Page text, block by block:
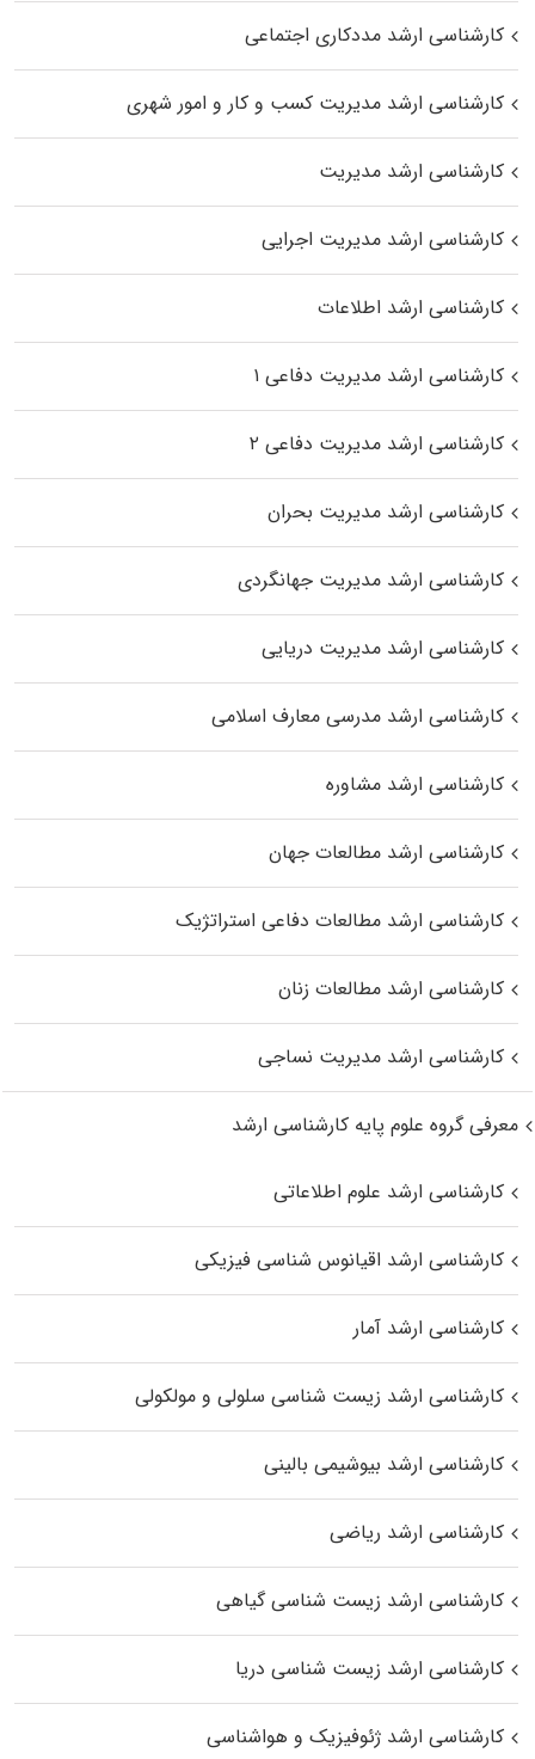
کارشناسی ارشد مددکاری اجتماعی
کارشناسی ارشد مدیریت کسب و کار و امور شهری
کارشناسی ارشد مدیریت
کارشناسی ارشد مدیریت اجرایی
کارشناسی ارشد اطلاعات
کارشناسی ارشد مدیریت دفاعی ۱
کارشناسی ارشد مدیریت دفاعی ۲
کارشناسی ارشد مدیریت بحران
کارشناسی ارشد مدیریت جهانگردی
کارشناسی ارشد مدیریت دریایی
کارشناسی ارشد مدرسی معارف اسلامی
کارشناسی ارشد مشاوره
کارشناسی ارشد مطالعات جهان
کارشناسی ارشد مطالعات دفاعی استراتژیک
کارشناسی ارشد مطالعات زنان
کارشناسی ارشد مدیریت نساجی
معرفی گروه علوم پایه کارشناسی ارشد
کارشناسی ارشد علوم اطلاعاتی
کارشناسی ارشد اقیانوس‌ شناسی فیزیکی
کارشناسی ارشد آمار
کارشناسی ارشد زیست شناسی سلولی و مولکولی
کارشناسی ارشد بیوشیمی بالینی
کارشناسی ارشد ریاضی
کارشناسی ارشد زیست‌ شناسی گیاهی
کارشناسی ارشد زیست‌ شناسی دریا
کارشناسی ارشد ژئوفیزیک و هواشناسی